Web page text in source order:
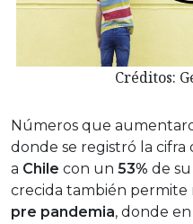
Créditos:
Números que
donde se registró la
a Chile con un 53% de su
crecida también
pre pandemia, donde